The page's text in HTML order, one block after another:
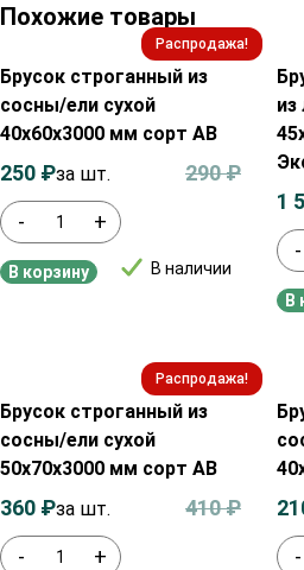
Похожие товары
Распродажа!
Брусок строганный из
сосны/ели сухой
40х60х3000 мм сорт AB
- +
В наличии
290₽
250 ₽за шт.
В корзину
из
-
1
В
Распродажа!
Брусок строганный из
сосны/ели сухой
50х70х3000 мм сорт AB
- +
410₽
360 ₽за шт.
-